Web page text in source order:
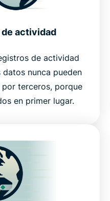
actividad
de actividad
nunca pueden
terceros, porque
en primer lugar.